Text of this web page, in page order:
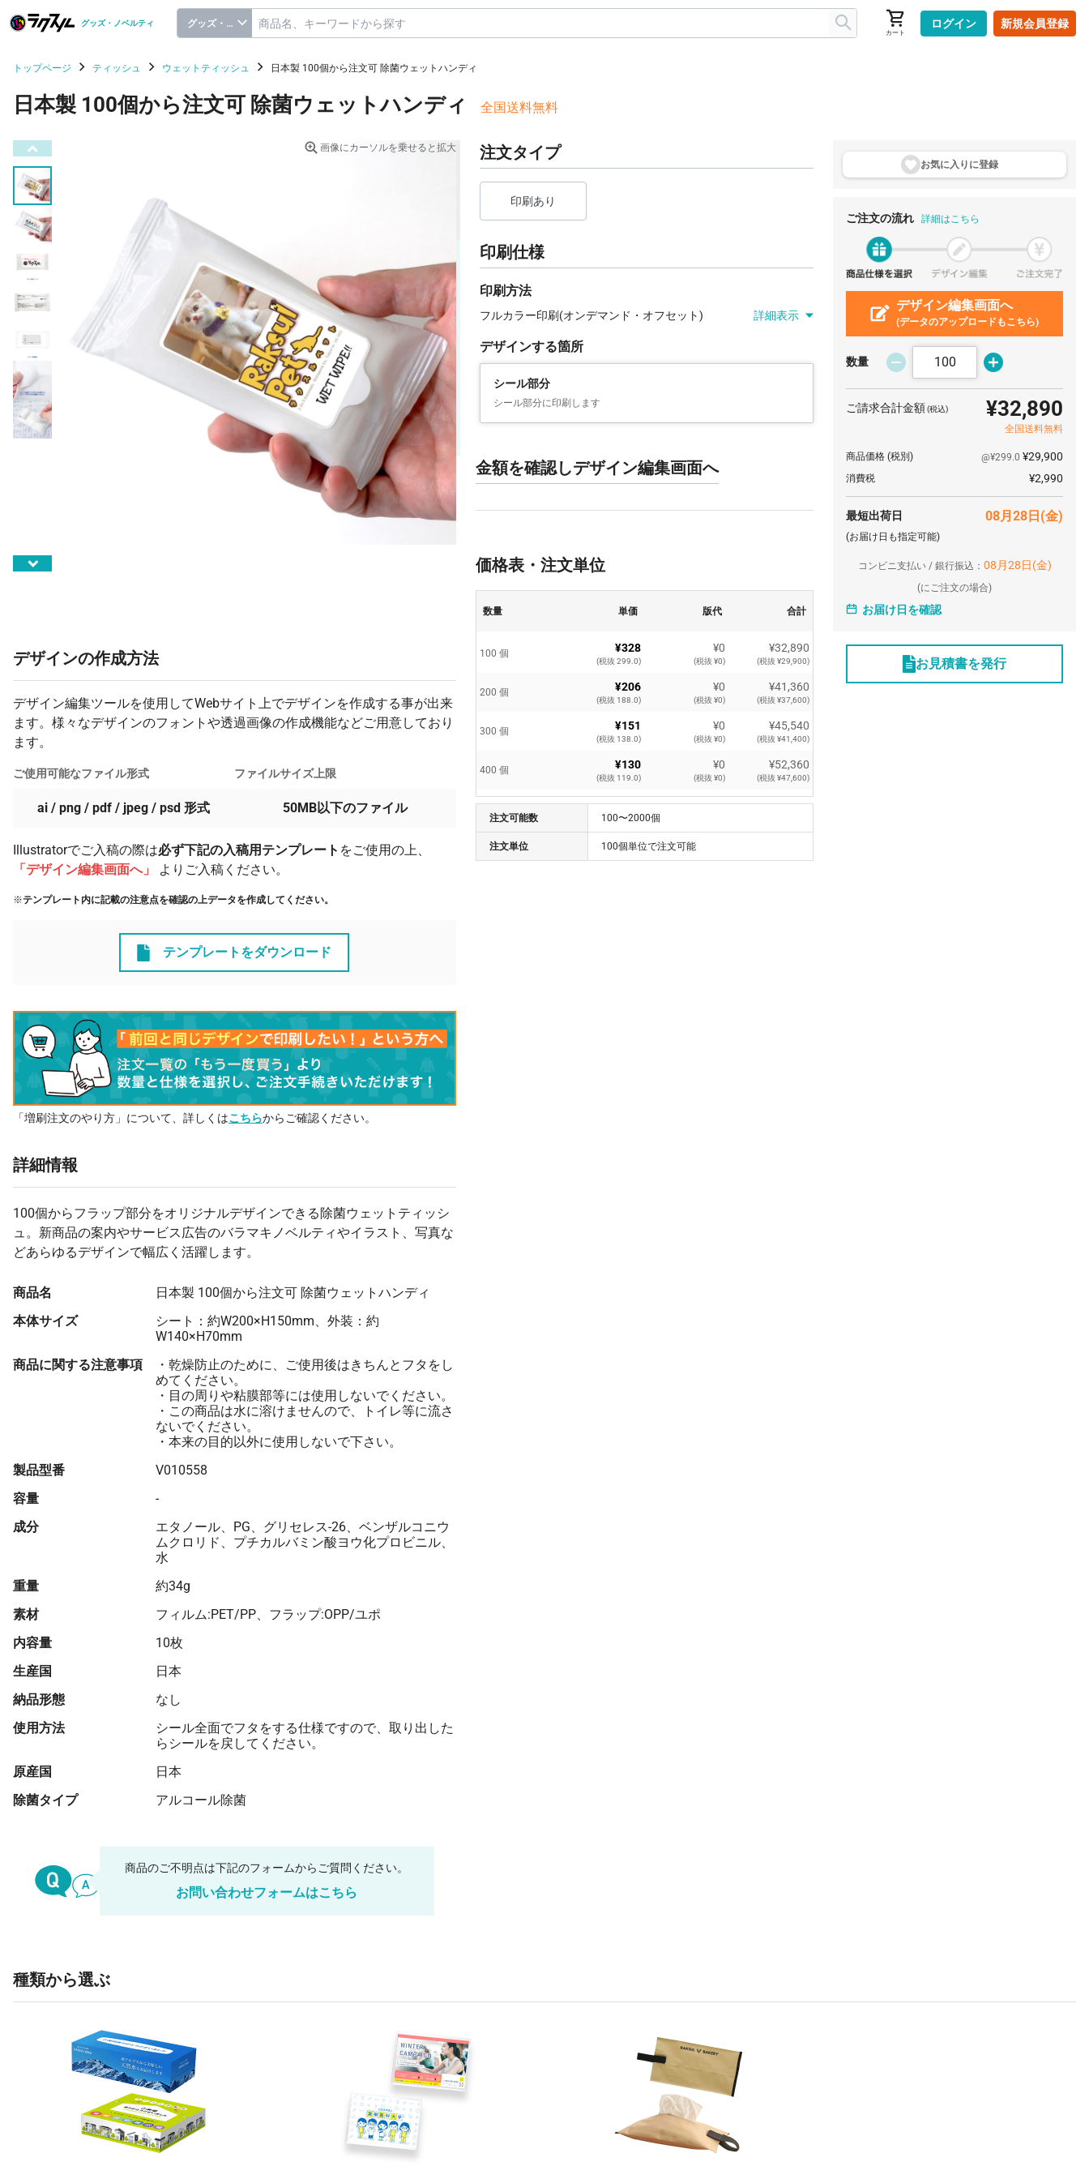
グッズ・ノベルティ グッズ・ノベルティ
カート
ログイン 新規会員登録
トップページ ティッシュ ウェットティッシュ 日本製 100個から注文可 除菌ウェットハンディ
日本製 100個から注文可 除菌ウェットハンディ 全国送料無料
画像にカーソルを乗せると拡大
デザインの作成方法
デザイン編集ツールを使用してWebサイト上でデザインを作成する事が出来
ます。様々なデザインのフォントや透過画像の作成機能などご用意しており
ます。
ご使用可能なファイル形式
ai / png / pdf / jpeg / psd 形式
ファイルサイズ上限
50MB以下のファイル
Illustratorでご入稿の際は必ず下記の入稿用テンプレート をご使用の上、
「デザイン編集画面へ」
よりご入稿ください。
※テンプレート内に記載の注意点を確認の上データを作成してください。
テンプレートをダウンロード
「増刷注文のやり方」について、詳しくはこちらからご確認ください。
詳細情報
100個からフラップ部分をオリジナルデザインできる除菌ウェットティッシ
ュ。新商品の案内やサービス広告のバラマキノベルティやイラスト、写真な
どあらゆるデザインで幅広く活躍します。
商品名
日本製 100個から注文可 除菌ウェットハンディ
本体サイズ
シート：約W200×H150mm、外装：約
W140×H70mm
商品に関する注意事項
・乾燥防止のために、ご使用後はきちんとフタをし
めてください。
・目の周りや粘膜部等には使用しないでください。
・この商品は水に溶けませんので、トイレ等に流さ
ないでください。
・本来の目的以外に使用しないで下さい。
製品型番
V010558
容量
-
成分
エタノール、PG、グリセレス-26、ベンザルコニウ
ムクロリド、プチカルバミン酸ヨウ化プロビニル、
水
重量
約34g
素材
フィルム:PET/PP、フラップ:OPP/ユポ
内容量
10枚
生産国
日本
納品形態
なし
使用方法
シール全面でフタをする仕様ですので、取り出した
らシールを戻してください。
原産国
日本
除菌タイプ
アルコール除菌
商品のご不明点は下記のフォームからご質問ください。
お問い合わせフォームはこちら
注文タイプ
印刷あり
印刷仕様
印刷方法
フルカラー印刷(オンデマンド・オフセット) 詳細表示
デザインする箇所
シール部分
シール部分に印刷します
金額を確認しデザイン編集画面へ
価格表・注文単位
数量 単価 版代 合計
100 個 ¥328
(税抜 299.0)
¥0
(税抜 ¥0)
¥32,890
(税抜 ¥29,900)
200 個 ¥206
(税抜 188.0)
¥0
(税抜 ¥0)
¥41,360
(税抜 ¥37,600)
300 個 ¥151
(税抜 138.0)
¥0
(税抜 ¥0)
¥45,540
(税抜 ¥41,400)
400 個 ¥130
(税抜 119.0)
¥0
(税抜 ¥0)
¥52,360
(税抜 ¥47,600)
¥117
(税抜 107.0)
¥0 ¥58,850
600 個 ¥111
注文可能数 100〜2000個
注文単位 100個単位で注文可能
お気に入りに登録
ご注文の流れ 詳細はこちら
デザイン編集画面へ
(データのアップロードもこちら)
数量
ご請求合計金額(税込) ¥32,890
全国送料無料
商品価格 (税別) @¥299.0 ¥29,900
消費税 ¥2,990
最短出荷日 08月28日(金)
(お届け日も指定可能)
コンビニ支払い / 銀行振込： 08月28日(金)
(にご注文の場合)
お届け日を確認
お見積書を発行
種類から選ぶ